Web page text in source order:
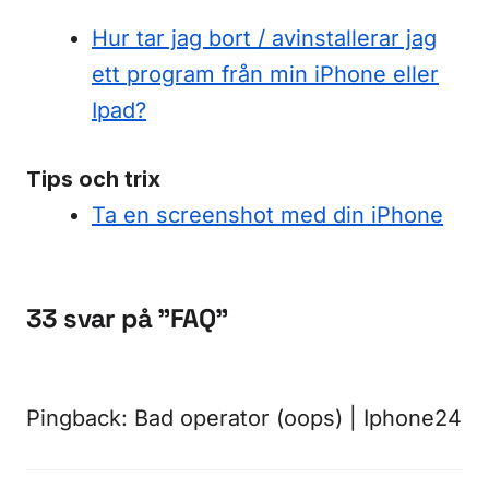
Hur tar jag bort / avinstallerar jag
ett program från min iPhone eller
Ipad?
Tips och trix
Ta en screenshot med din iPhone
33 svar på ”FAQ”
Pingback: Bad operator (oops) | Iphone24